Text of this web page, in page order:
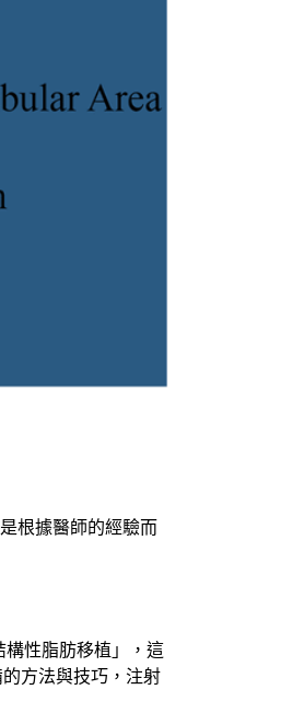
根據醫師的經驗而
構性脂肪移植」，這
方法與技巧，注射